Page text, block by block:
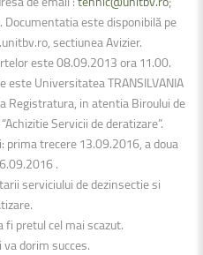
Documentatia este disponibilă pe
sectiunea Avizier.
este 08.09.2013 ora 11.00.
Universitatea TRANSILVANIA
Registratura, in atentia Biroului de
Servicii de deratizare”.
prima trecere 13.09.2016, a doua
.
serviciului de dezinsectie si
fi pretul cel mai scazut.
dorim succes.